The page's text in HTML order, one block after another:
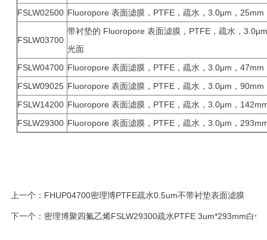
FSLW02500 Fluoropore 表面滤膜，PTFE，疏水，3.0μm，25mm
FSLW03700
带衬垫的 Fluoropore 表面滤膜，PTFE，疏水，
光面
FSLW04700 Fluoropore 表面滤膜，PTFE，疏水，3.0μm，47mm
FSLW09025 Fluoropore 表面滤膜，PTFE，疏水，3.0μm，90mm
FSLW14200 Fluoropore 表面滤膜，PTFE，疏水，3.0μm，
FSLW29300 Fluoropore 表面滤膜，PTFE，疏水，3.0μm，
上一个： FHUP04700密理博PTFE疏水0.5um不带衬垫表面滤膜
下一个： 密理博聚四氟乙烯FSLW29300疏水PTFE 3um*293mm白色